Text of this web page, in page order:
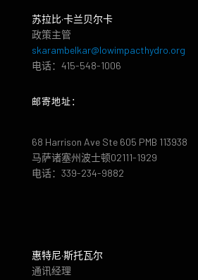
苏拉比·卡兰贝尔卡
政策主管
skarambelkar@lowimpacthydro.org
电话：415-548-1006
邮寄地址：
68 Harrison Ave Ste 605 PMB 113938
马萨诸塞州波士顿02111-1929
电话：339-234-9882
惠特尼·斯托瓦尔
通讯经理